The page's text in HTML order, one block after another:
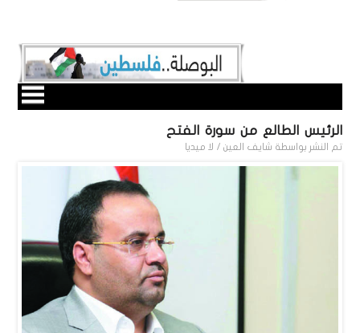
الرئيس الطالع من سورة الفتح
تم النشر بواسطة شايف العين / لا ميديا